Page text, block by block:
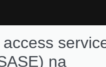
na